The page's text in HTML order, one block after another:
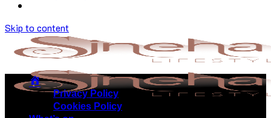
Skip to content
Privacy Policy
Cookies Policy